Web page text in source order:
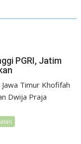
PGRI, Jatim
Timur Khofifah
Dwija Praja